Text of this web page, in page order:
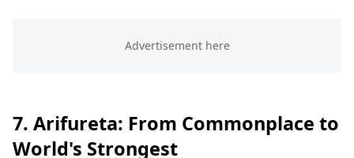
7. Arifureta: From Commonplace to
World's Strongest